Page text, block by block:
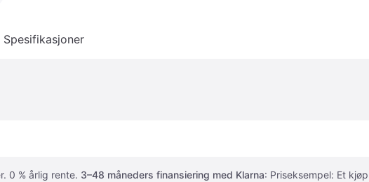
Spesifikasjoner
0 % årlig rente. 3–48 måneders finansiering med Klarna: Priseksempel: Et